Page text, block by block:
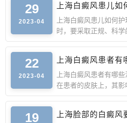
29
2023-04
上海白癜风患儿如
上海白癜风患儿如何
时，要采取正规、科
后，在生活中做好护
22
2023-04
上海白癜风患者有
上海白癜风患者有哪
在患者的皮肤上，其影
风患者很容易忽略
19 上海脸部的白癜风